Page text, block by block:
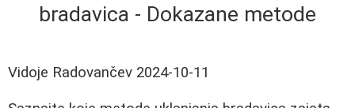
bradavica - Dokazane metode
Vidoje Radovančev 2024-10-11